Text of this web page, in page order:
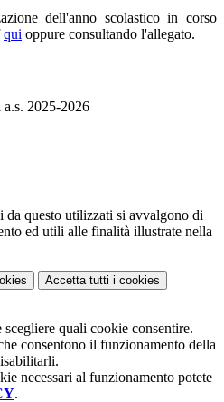
dell'anno scolastico in corso
qui oppure consultando l'allegato.
2025-2026
da questo utilizzati si avvalgono di
ed utili alle finalità illustrate nella
Accetta tutti i cookies
scegliere quali cookie consentire.
consentono il funzionamento della
necessari al funzionamento potete
.